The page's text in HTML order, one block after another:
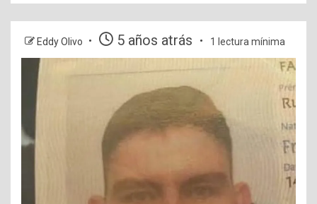
Eddy Olivo 5 años atrás 1 lectura mínima